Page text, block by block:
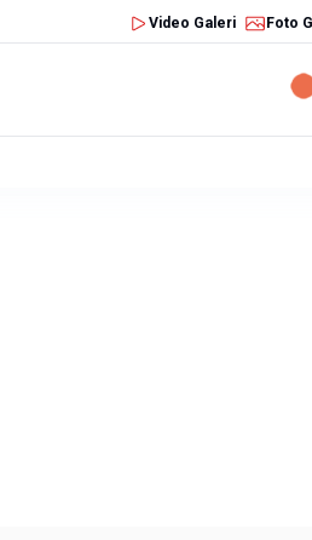
Video Galeri Foto